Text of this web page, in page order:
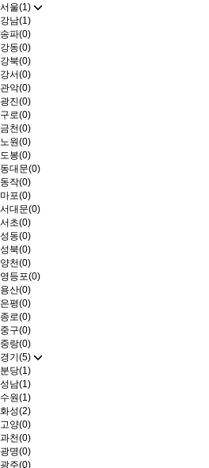
서울(1)
강남(1)
송파(0)
강동(0)
강북(0)
강서(0)
관악(0)
광진(0)
구로(0)
금천(0)
노원(0)
도봉(0)
동대문(0)
동작(0)
마포(0)
서대문(0)
서초(0)
성동(0)
성북(0)
양천(0)
영등포(0)
용산(0)
은평(0)
종로(0)
중구(0)
중랑(0)
경기(5)
분당(1)
성남(1)
수원(1)
화성(2)
고양(0)
과천(0)
광명(0)
광주(0)